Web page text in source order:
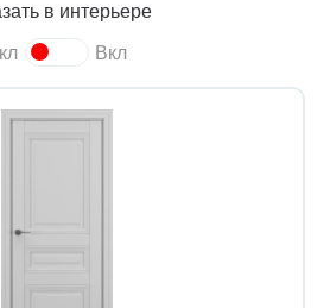
в интерьере
Вкл